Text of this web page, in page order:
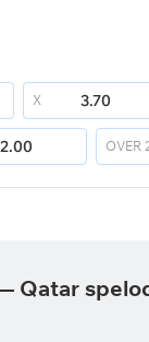
X 3.70
2.00 OVER
Qatar